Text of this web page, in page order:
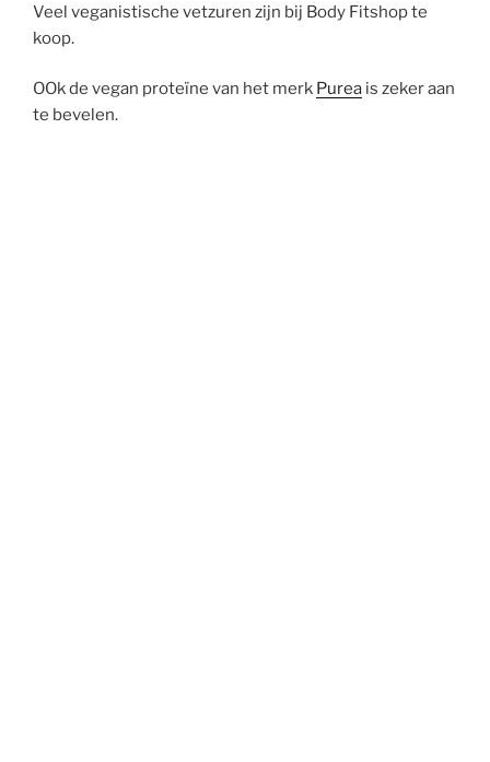
Veel veganistische vetzuren zijn bij Body Fitshop te
koop.
OOk de vegan proteïne van het merk Purea is zeker aan
te bevelen.